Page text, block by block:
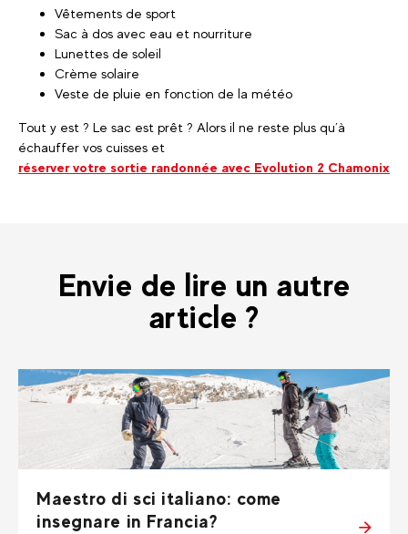
Vêtements de sport
Sac à dos avec eau et nourriture
Lunettes de soleil
Crème solaire
Veste de pluie en fonction de la météo
Tout y est ? Le sac est prêt ? Alors il ne reste plus qu’à
échauffer vos cuisses et
réserver votre sortie randonnée avec Evolution 2 Chamonix
Envie de lire un autre
article ?
Maestro di sci italiano: come
insegnare in Francia?